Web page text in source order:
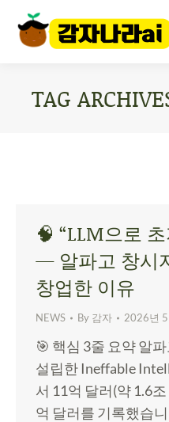
TAG
🧠 “LLM으로
— 알파고 창시
창업한 이유
NEWS By 감자 2026년
🎯 핵심 3줄 요약 알
설립한 Ineffable
서 11억 달러(약 1.6
억 달러를 기록했습